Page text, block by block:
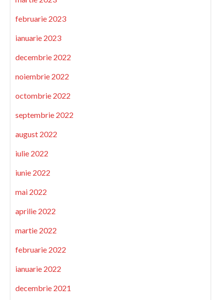
februarie 2023
ianuarie 2023
decembrie 2022
noiembrie 2022
octombrie 2022
septembrie 2022
august 2022
iulie 2022
iunie 2022
mai 2022
aprilie 2022
martie 2022
februarie 2022
ianuarie 2022
decembrie 2021